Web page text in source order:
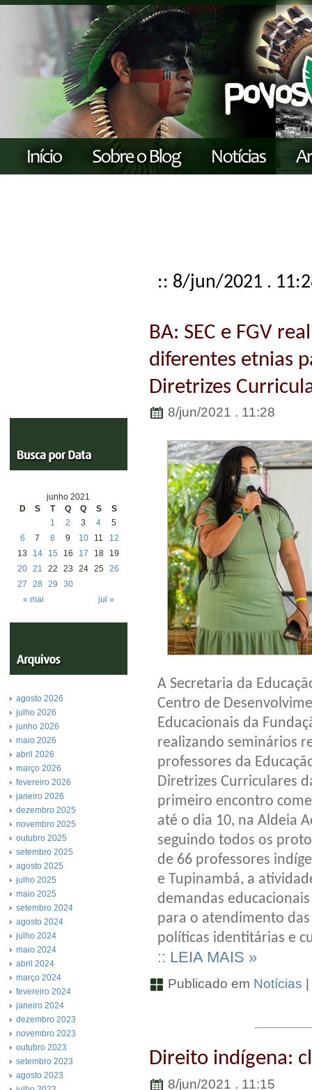
junho 2021
D
S T Q Q S S
« mai jul »
1 2 3 4
5
6
7 8 9 10 11
12
13
14 15 16 17 18
19
20 21 22 23 24 25 26
27
28 29 30
agosto 2026
julho 2026
junho 2026
maio 2026
abril 2026
março 2026
fevereiro 2026
janeiro 2026
dezembro 2025
novembro 2025
outubro 2025
setembro 2025
agosto 2025
julho 2025
maio 2025
setembro 2024
agosto 2024
julho 2024
maio 2024
abril 2024
março 2024
fevereiro 2024
janeiro 2024
dezembro 2023
novembro 2023
outubro 2023
setembro 2023
agosto 2023
:: 8/jun/2021 .
BA: SEC e FGV
diferentes etnias
Diretrizes
8/jun/2021 . 11:28
A Secretaria da
Centro de
Educacionais da
realizando seminários
professores da
Diretrizes Curriculares
primeiro encontro
até o dia 10, na Aldeia
seguindo todos os
de 66 professores
e Tupinambá, a
demandas
para o atendimento
políticas identitárias e
:: LEIA MAIS »
Publicado em Notícias
Direito indígena:
8/jun/2021 . 11:15